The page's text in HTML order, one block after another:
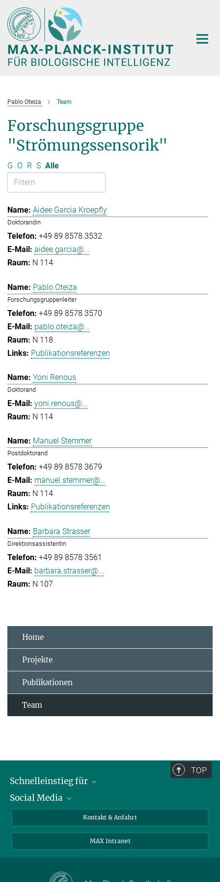
Hauptinhalt
Pablo Oteiza Team
Forschungsgruppe
"Strömungssensorik"
G O R S Alle
Aidee Garcia Kroepfly
Doktorandin
+49 89 8578 3532
aidee.garcia@...
N 114
Pablo Oteiza
Forschungsgruppenleiter
+49 89 8578 3570
pablo.oteiza@...
N 118
Publikationsreferenzen
Yoni Renous
Doktorand
yoni.renous@...
N 114
Manuel Stemmer
Postdoktorand
+49 89 8578 3679
manuel.stemmer@...
N 114
Publikationsreferenzen
Barbara Strasser
Direktionsassistentin
+49 89 8578 3561
barbara.strasser@...
N 107
Home
Projekte
Publikationen
Team
TOP
Schnelleinstieg für
Journalist*innen
Schüler*innen und Lehrkräfte
Social Media
LinkedIn
Facebook
Kontakt & Anfahrt
MAX Intranet